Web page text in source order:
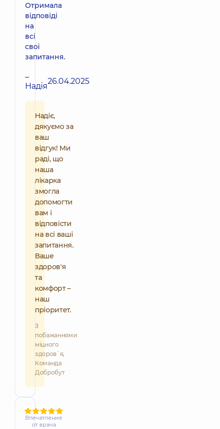
Отримала
відповіді
на
всі
свої
запитання.
–
Надія26.04.2025
Надіє,
дякуємо за
ваш
відгук! Ми
раді, що
наша
лікарка
змогла
допомогти
вам і
відповісти
на всі ваші
запитання.
Ваше
здоров'я
та
комфорт –
наш
пріоритет.
З
побажаннями
міцного
здоров`я,
Команда
Добробут
Впечатление
от врача